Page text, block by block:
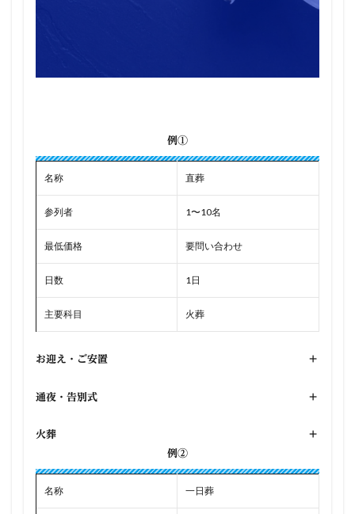
例①
名称 直葬
参列者 1〜10名
最低価格 要問い合わせ
日数 1日
主要科目 火葬
お迎え・ご安置 +
通夜・告別式 +
火葬
+
例②
名称 一日葬